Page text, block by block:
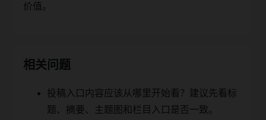
价值。
相关问题
投稿入口内容应该从哪里开始看？建议先看标
题、摘要、主题图和栏目入口是否一致。